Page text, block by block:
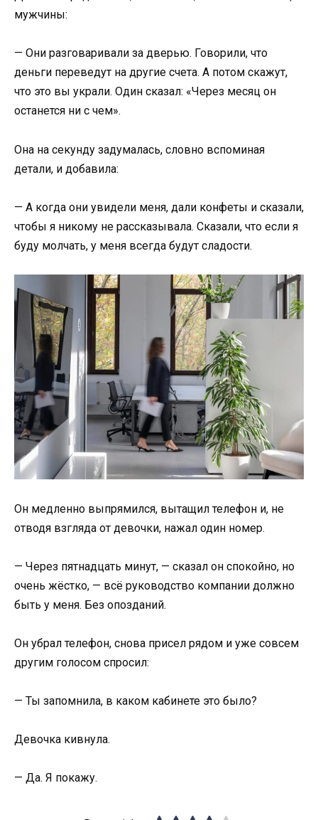
мужчины:
— Они разговаривали за дверью. Говорили, что
деньги переведут на другие счета. А потом скажут,
что это вы украли. Один сказал: «Через месяц он
останется ни с чем».
Она на секунду задумалась, словно вспоминая
детали, и добавила:
— А когда они увидели меня, дали конфеты и сказали,
чтобы я никому не рассказывала. Сказали, что если я
буду молчать, у меня всегда будут сладости.
Он медленно выпрямился, вытащил телефон и, не
отводя взгляда от девочки, нажал один номер.
— Через пятнадцать минут, — сказал он спокойно, но
очень жёстко, — всё руководство компании должно
быть у меня. Без опозданий.
Он убрал телефон, снова присел рядом и уже совсем
другим голосом спросил:
— Ты запомнила, в каком кабинете это было?
Девочка кивнула.
— Да. Я покажу.